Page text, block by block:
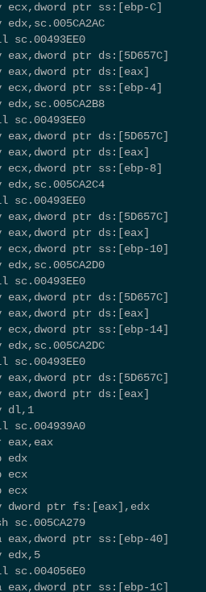
ecx,dword ptr ss:[ebp-C]
edx,sc.005CA2AC
sc.00493EE0
eax,dword ptr ds:[5D657C]
eax,dword ptr ds:[eax]
ecx,dword ptr ss:[ebp-4]
edx,sc.005CA2B8
sc.00493EE0
eax,dword ptr ds:[5D657C]
eax,dword ptr ds:[eax]
ecx,dword ptr ss:[ebp-8]
edx,sc.005CA2C4
sc.00493EE0
eax,dword ptr ds:[5D657C]
eax,dword ptr ds:[eax]
ecx,dword ptr ss:[ebp-10]
edx,sc.005CA2D0
sc.00493EE0
eax,dword ptr ds:[5D657C]
eax,dword ptr ds:[eax]
ecx,dword ptr ss:[ebp-14]
edx,sc.005CA2DC
sc.00493EE0
eax,dword ptr ds:[5D657C]
eax,dword ptr ds:[eax]
dl,1
sc.004939A0
eax,eax
edx
ecx
ecx
dword ptr fs:[eax],edx
sc.005CA279
eax,dword ptr ss:[ebp-40]
edx,5
sc.004056E0
eax,dword ptr ss:[ebp-1C]